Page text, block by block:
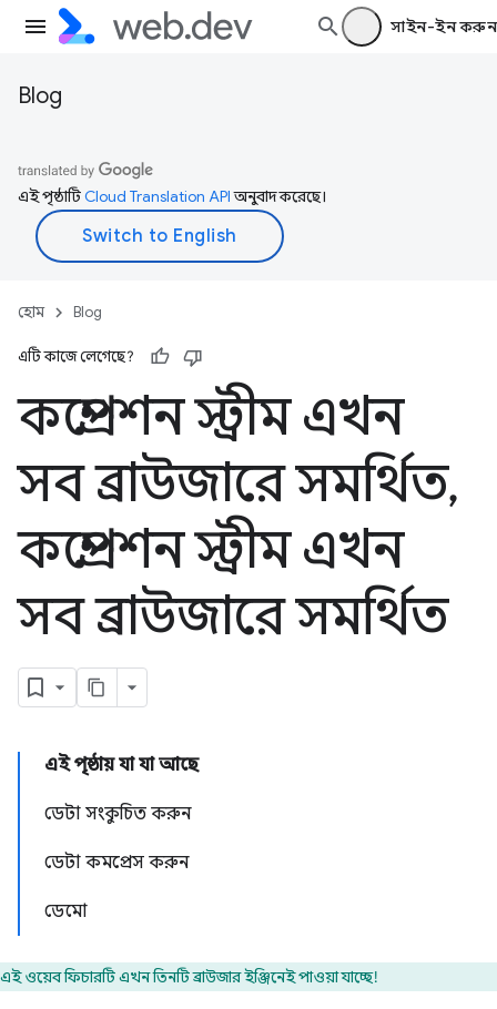
সাইন-ইন করুন
Blog
এই পৃষ্ঠাটিCloud Translation APIঅনুবাদ করেছে।
হোম Blog
এটি কাজে লেগেছে?
কম্প্রেশন স্ট্রীম এখন
সব ব্রাউজারে সমর্থিত,
কম্প্রেশন স্ট্রীম এখন
সব ব্রাউজারে সমর্থিত
এই পৃষ্ঠায় যা যা আছে
ডেটা সংকুচিত করুন
ডেটা কমপ্রেস করুন
ডেমো
এই ওয়েব ফিচারটি এখন তিনটি ব্রাউজার ইঞ্জিনেই পাওয়া যাচ্ছে!